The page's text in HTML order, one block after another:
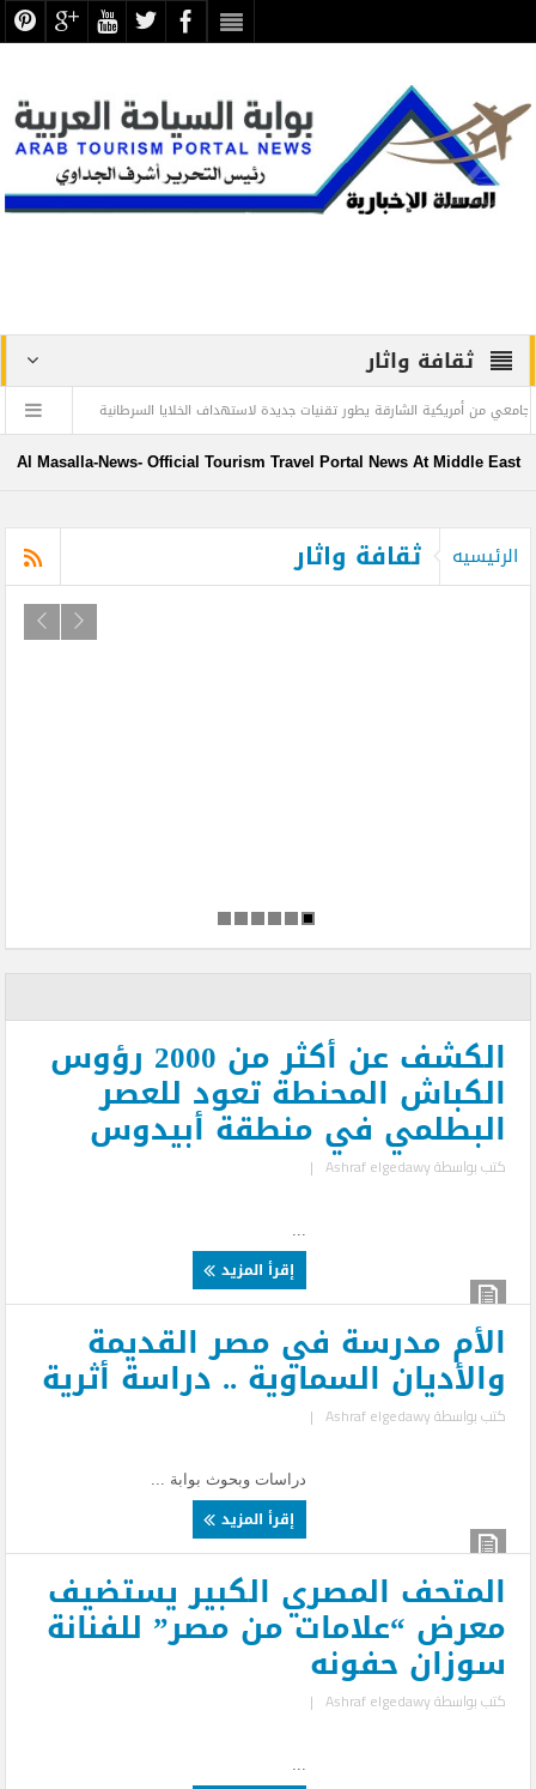
ثقافة واثار
الشارقة يطور تقنيات جديدة لاستهداف الخلايا السرطانية
عيسى يبحث سبل تعزيز
في صفحات الذاكرة الوطنية .. بقلم د. عبد الرحيم ريحان
Al Masalla-News- Official Tourism Travel Portal News At Middle East
الرئيسيه ثقافة واثار
الكشف عن أكثر من 2000 رؤوس
الكباش المحنطة تعود للعصر
البطلمي في منطقة أبيدوس
كتب بواسطةAshraf elgedawy
|
إقرأ المزيد
الأم مدرسة في مصر القديمة
والأديان السماوية .. دراسة أثرية
كتب بواسطةAshraf elgedawy
|
دراسات وبحوث بوابة ...
إقرأ المزيد
المتحف المصري الكبير يستضيف
معرض “علامات من مصر” للفنانة
سوزان حفونه
كتب بواسطةAshraf elgedawy
|